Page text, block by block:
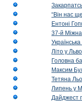
“Він нас
Ентоні
37-й
Літо у
Головна
Максим
Тетяна
Липень у
Дайджест